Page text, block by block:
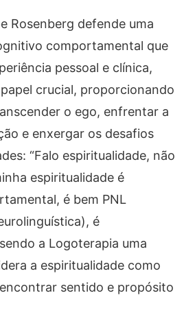
Rosenberg defende uma
comportamental que
pessoal e clínica,
crucial, proporcionando
o ego, enfrentar a
e enxergar os desafios
“Falo espiritualidade, não
espiritualidade é
é bem PNL
é
a Logoterapia uma
a espiritualidade como
sentido e propósito